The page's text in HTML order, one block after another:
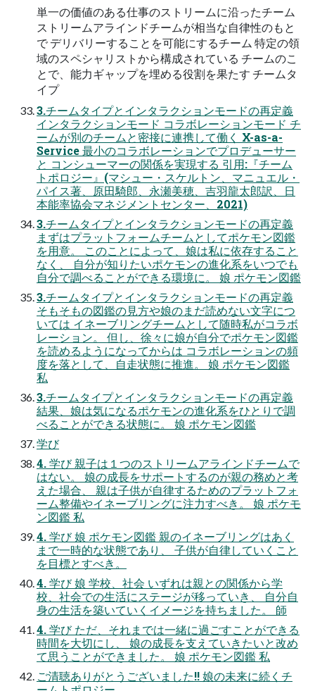
単一の価値のある仕事のストリームに沿ったチーム
ストリームアラインドチームが相当な自律性のもと
で デリバリーすることを可能にするチーム 特定の領
域のスペシャリストから構成されている チームのこ
とで、能力ギャップを埋める役割を果たす チームタ
イプ
3.チームタイプとインタラクションモードの再定義
インタラクションモード コラボレーションモード チ
ームが別のチームと密接に連携して働く X-as-a-
Service 最小のコラボレーションでプロデューサー
と コンシューマーの関係を実現する 引用:『チーム
トポロジー』(マシュー・スケルトン、マニュエル・
パイス著、原田騎郎、永瀬美穂、吉羽龍太郎訳、日
本能率協会マネジメントセンター、2021)
3.チームタイプとインタラクションモードの再定義
まずはプラットフォームチームとしてポケモン図鑑
を用意。 このことによって、娘は私に依存すること
なく、 自分が知りたいポケモンの進化系をいつでも
自分で調べることができる環境に。 娘 ポケモン図鑑
3.チームタイプとインタラクションモードの再定義
そもそもの図鑑の見方や娘のまだ読めない文字につ
いては イネーブリングチームとして随時私がコラボ
レーション。 但し、徐々に娘が自分でポケモン図鑑
を読めるようになってからは コラボレーションの頻
度を落として、自走状態に推進。 娘 ポケモン図鑑
私
3.チームタイプとインタラクションモードの再定義
結果、娘は気になるポケモンの進化系をひとりで調
べることができる状態に。 娘 ポケモン図鑑
学び
4. 学び 親子は１つのストリームアラインドチームで
はない。 娘の成⾧をサポートするのが親の務めと考
えた場合、 親は子供が自律するためのプラットフォ
ーム整備やイネーブリングに注力すべき。 娘 ポケモ
ン図鑑 私
4. 学び 娘 ポケモン図鑑 親のイネーブリングはあく
まで一時的な状態であり、 子供が自律していくこと
を目標とすべき。
4. 学び 娘 学校、社会 いずれは親との関係から学
校、社会での生活にステージが移っていき、 自分自
身の生活を築いていくイメージを持ちました。 師
4. 学び ただ、それまでは一緒に過ごすことができる
時間を大切にし、 娘の成⾧を支えていきたいと改め
て思うことができました。 娘 ポケモン図鑑 私
ご清聴ありがとうございました!! 娘の未来に続くチ